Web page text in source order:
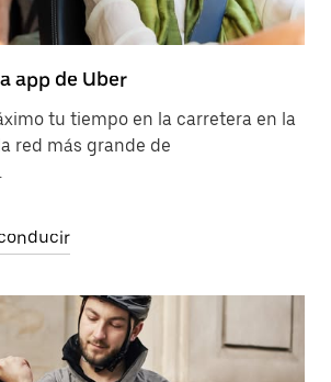
app de Uber
tu tiempo en la carretera en la
red más grande de